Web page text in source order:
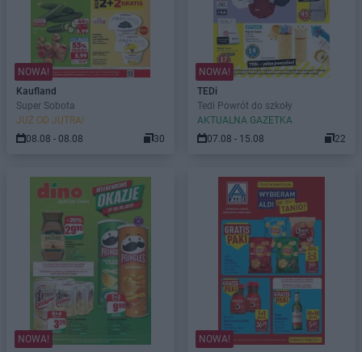
NOWA!
Kaufland
Super Sobota
JUŻ OD JUTRA!
08.08 - 08.08
30
NOWA!
TEDi
Tedi Powrót do szkoły
AKTUALNA GAZETKA
07.08 - 15.08
22
NOWA!
NOWA!